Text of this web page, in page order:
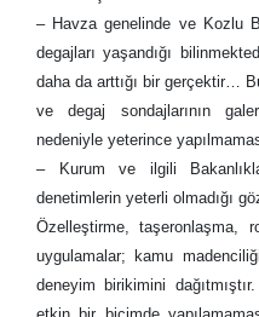
– Havza genelinde ve Kozlu
degajları yaşandığı
daha da arttığı bir gerçektir…
ve degaj sondajlarının
nedeniyle yeterince
– Kurum ve ilgili
denetimlerin yeterli olmadığı
Özelleştirme, taşeronlaşma,
uygulamalar; kamu
deneyim birikimini